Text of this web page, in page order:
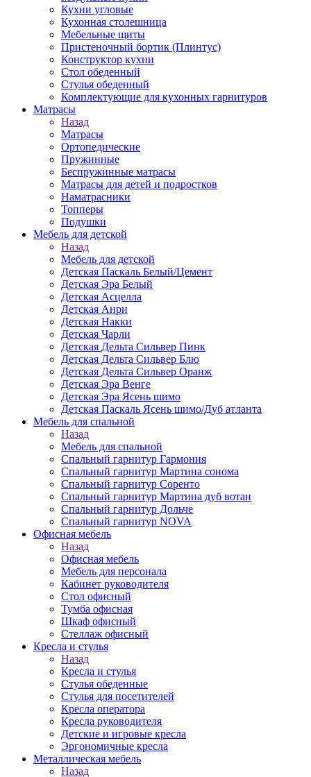
Кухни угловые
Кухонная столешница
Мебельные щиты
Пристеночный бортик (Плинтус)
Конструктор кухни
Стол обеденный
Стулья обеденный
Комплектующие для кухонных гарнитуров
Матраcы
Назад
Матраcы
Ортопедические
Пружинные
Беспружинные матрасы
Матрасы для детей и подростков
Наматрасники
Топперы
Подушки
Мебель для детской
Назад
Мебель для детской
Детская Паскаль Белый/Цемент
Детская Эра Белый
Детская Асцелла
Детская Анри
Детская Накки
Детская Чарли
Детская Дельта Сильвер Пинк
Детская Дельта Сильвер Блю
Детская Дельта Сильвер Оранж
Детская Эра Венге
Детская Эра Ясень шимо
Детская Паскаль Ясень шимо/Дуб атланта
Мебель для спальной
Назад
Мебель для спальной
Спальный гарнитур Гармония
Спальный гарнитур Мартина сонома
Спальный гарнитур Соренто
Спальный гарнитур Мартина дуб вотан
Спальный гарнитур Дольче
Спальный гарнитур NOVA
Офисная мебель
Назад
Офисная мебель
Мебель для персонала
Кабинет руководителя
Стол офисный
Тумба офисная
Шкаф офисный
Стеллаж офисный
Кресла и стулья
Назад
Кресла и стулья
Стулья обеденные
Стулья для посетителей
Кресла оператора
Кресла руководителя
Детские и игровые кресла
Эргономичные кресла
Металлическая мебель
Назад